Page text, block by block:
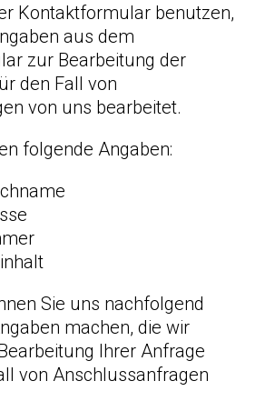
Kontaktformular benutzen,
aus dem
zur Bearbeitung der
den Fall von
von uns bearbeitet.
folgende Angaben:
Sie uns nachfolgend
machen, die wir
Ihrer Anfrage
von Anschlussanfragen